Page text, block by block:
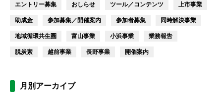
エントリー募集 おしらせ ツール／コンテンツ 上市事業
助成金 参加募集／開催案内 参加者募集 同時解決事業
地域循環共生圏 富山事業 小浜事業 業務報告
脱炭素 越前事業 長野事業 開催案内
月別アーカイブ